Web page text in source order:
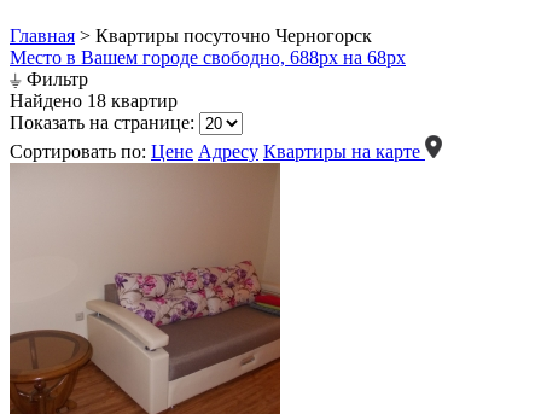
Главная > Квартиры посуточно Черногорск
Место в Вашем городе свободно, 688px на 68px
⏚ Фильтр
Найдено 18 квартир
Показать на странице:
Сортировать по: Цене Адресу Квартиры на карте